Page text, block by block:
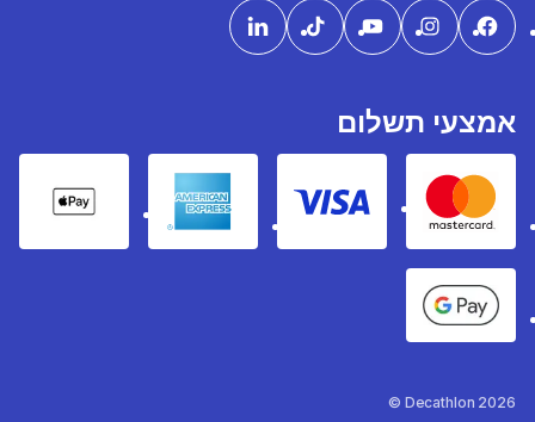
אמצעי תשלום
Mastercard
Visa
American express
Pay
Google Pay
Decathlon 2026 ©